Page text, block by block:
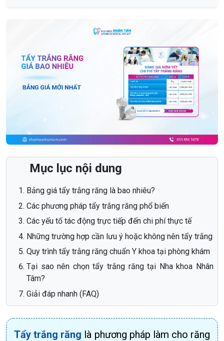
Mục lục nội dung
Bảng giá tẩy trắng răng là bao nhiêu?
Các phương pháp tẩy trắng răng phổ biến
Các yếu tố tác động trực tiếp đến chi phí thực tế
Những trường hợp cần lưu ý hoặc không nên tẩy trắng
Quy trình tẩy trắng răng chuẩn Y khoa tại phòng khám
Tại sao nên chọn tẩy trắng răng tại Nha khoa Nhân
Tâm?
Giải đáp nhanh (FAQ)
Tẩy trắng răng là phương pháp làm cho răng